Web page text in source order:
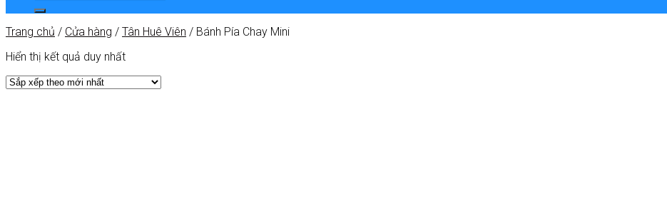
Trang chủ / Cửa hàng / Tân Huê Viên / Bánh Pía Chay Mini
Hiển thị kết quả duy nhất